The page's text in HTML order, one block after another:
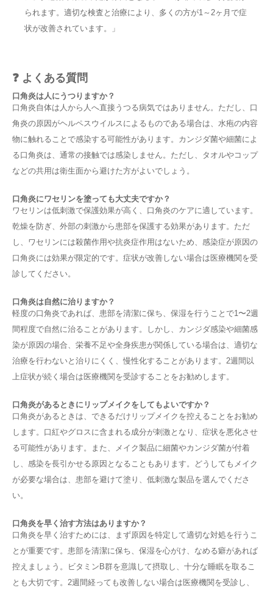
られます。適切な検査と治療により、多くの方が1～2ヶ月で症
状が改善されています。」
❓ よくある質問
口角炎は人にうつりますか？
口角炎自体は人から人へ直接うつる病気ではありません。ただし、口
角炎の原因がヘルペスウイルスによるものである場合は、水疱の内容
物に触れることで感染する可能性があります。カンジダ菌や細菌によ
る口角炎は、通常の接触では感染しません。ただし、タオルやコップ
などの共用は衛生面から避けた方がよいでしょう。
口角炎にワセリンを塗っても大丈夫ですか？
ワセリンは低刺激で保護効果が高く、口角炎のケアに適しています。
乾燥を防ぎ、外部の刺激から患部を保護する効果があります。ただ
し、ワセリンには殺菌作用や抗炎症作用はないため、感染症が原因の
口角炎には効果が限定的です。症状が改善しない場合は医療機関を受
診してください。
口角炎は自然に治りますか？
軽度の口角炎であれば、患部を清潔に保ち、保湿を行うことで1〜2週
間程度で自然に治ることがあります。しかし、カンジダ感染や細菌感
染が原因の場合、栄養不足や全身疾患が関係している場合は、適切な
治療を行わないと治りにくく、慢性化することがあります。2週間以
上症状が続く場合は医療機関を受診することをお勧めします。
口角炎があるときにリップメイクをしてもよいですか？
口角炎があるときは、できるだけリップメイクを控えることをお勧め
します。口紅やグロスに含まれる成分が刺激となり、症状を悪化させ
る可能性があります。また、メイク製品に細菌やカンジダ菌が付着
し、感染を長引かせる原因となることもあります。どうしてもメイク
が必要な場合は、患部を避けて塗り、低刺激な製品を選んでくださ
い。
口角炎を早く治す方法はありますか？
口角炎を早く治すためには、まず原因を特定して適切な対処を行うこ
とが重要です。患部を清潔に保ち、保湿を心がけ、なめる癖があれば
控えましょう。ビタミンB群を意識して摂取し、十分な睡眠を取るこ
とも大切です。2週間経っても改善しない場合は医療機関を受診し、